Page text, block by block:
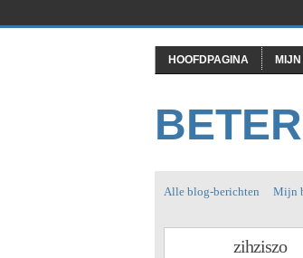
HOOFDPAGINA
Alle blog-berichten Mijn
zihziszo